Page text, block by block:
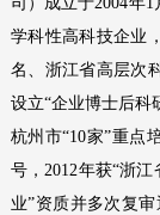
学科性高科技企业
名、浙江省高层次
设立“企业博士后科
杭州市“10家”重点
号，2012年获“浙
业”资质并多次复